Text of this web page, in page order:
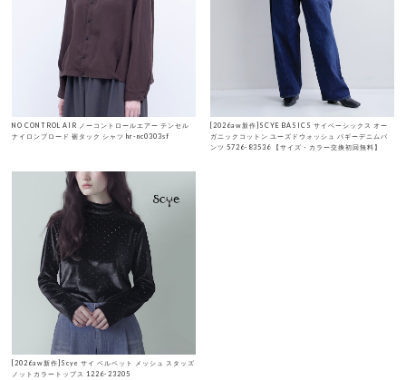
NO CONTROL AIR ノーコントロールエアー テンセル
ナイロンブロード 裾タック シャツ hr-nc0303sf
[2026aw新作]SCYE BASICS サイベーシックス オー
ガニックコットン ユーズドウォッシュ バギーデニムパ
ンツ 5726-83536 【サイズ・カラー交換初回無料】
[2026aw新作]Scye サイ ベルベット メッシュ スタッズ
ノットカラートップス 1226-23205